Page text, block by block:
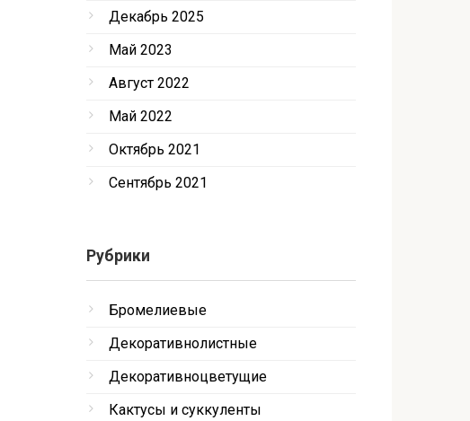
Декабрь 2025
Май 2023
Август 2022
Май 2022
Октябрь 2021
Сентябрь 2021
Рубрики
Бромелиевые
Декоративнолистные
Декоративноцветущие
Кактусы и суккуленты